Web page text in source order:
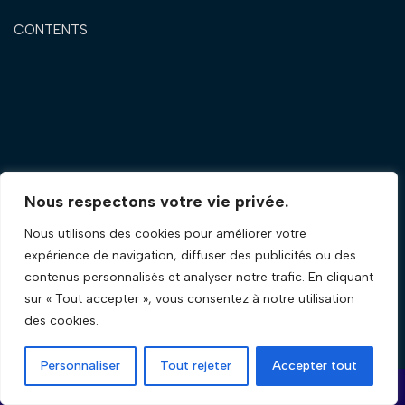
Nous respectons votre vie privée.
Nous utilisons des cookies pour améliorer votre
expérience de navigation, diffuser des publicités ou des
contenus personnalisés et analyser notre trafic. En cliquant
sur « Tout accepter », vous consentez à notre utilisation
des cookies.
Personnaliser Tout rejeter Accepter tout
CONTENTS
Neve | Propulsé parWordPress